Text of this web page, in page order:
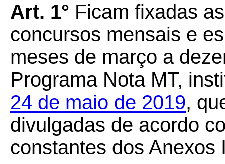
Art. 1° Ficam fixadas
concursos mensais e
meses de março a
Programa Nota MT,
24 de maio de 2019,
divulgadas de acordo
constantes dos Anexos